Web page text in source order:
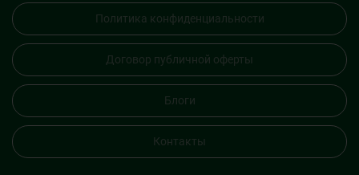
Политика конфиденциальности
Договор публичной оферты
Блоги
Контакты